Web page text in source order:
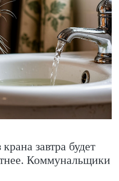
завтра будет
Коммунальщики